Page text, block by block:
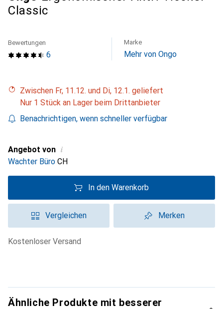
Classic
6
Bewertungen Marke
Mehr von Ongo
Zwischen Fr, 11.12. und Di, 12.1. geliefert
Nur 1 Stück an Lager beim Drittanbieter
Benachrichtigen, wenn schneller verfügbar
Angebot von i
Wachter Büro CH
In den Warenkorb
Vergleichen Merken
kostenloser Versand
Ähnliche Produkte mit besserer